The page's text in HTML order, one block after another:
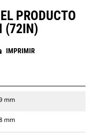
PRODUCTO
(72IN)
IMPRIMIR
mm
mm